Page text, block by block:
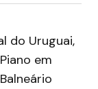
do Uruguai,
em